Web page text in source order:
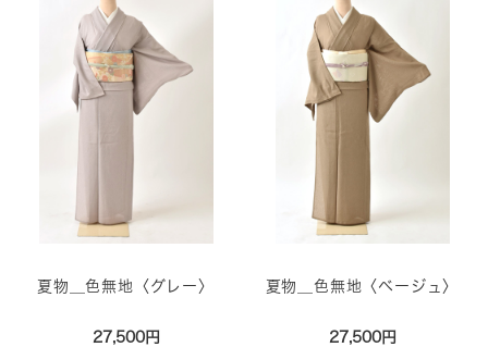
夏物＿色無地〈グレー〉
27,500円
夏物＿色無地〈ベージュ〉
27,500円